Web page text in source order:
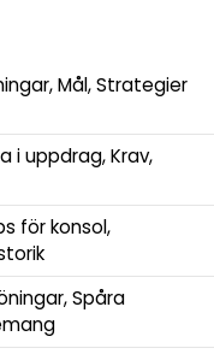
Mål, Strategier
i uppdrag, Krav,
för konsol,
Spåra